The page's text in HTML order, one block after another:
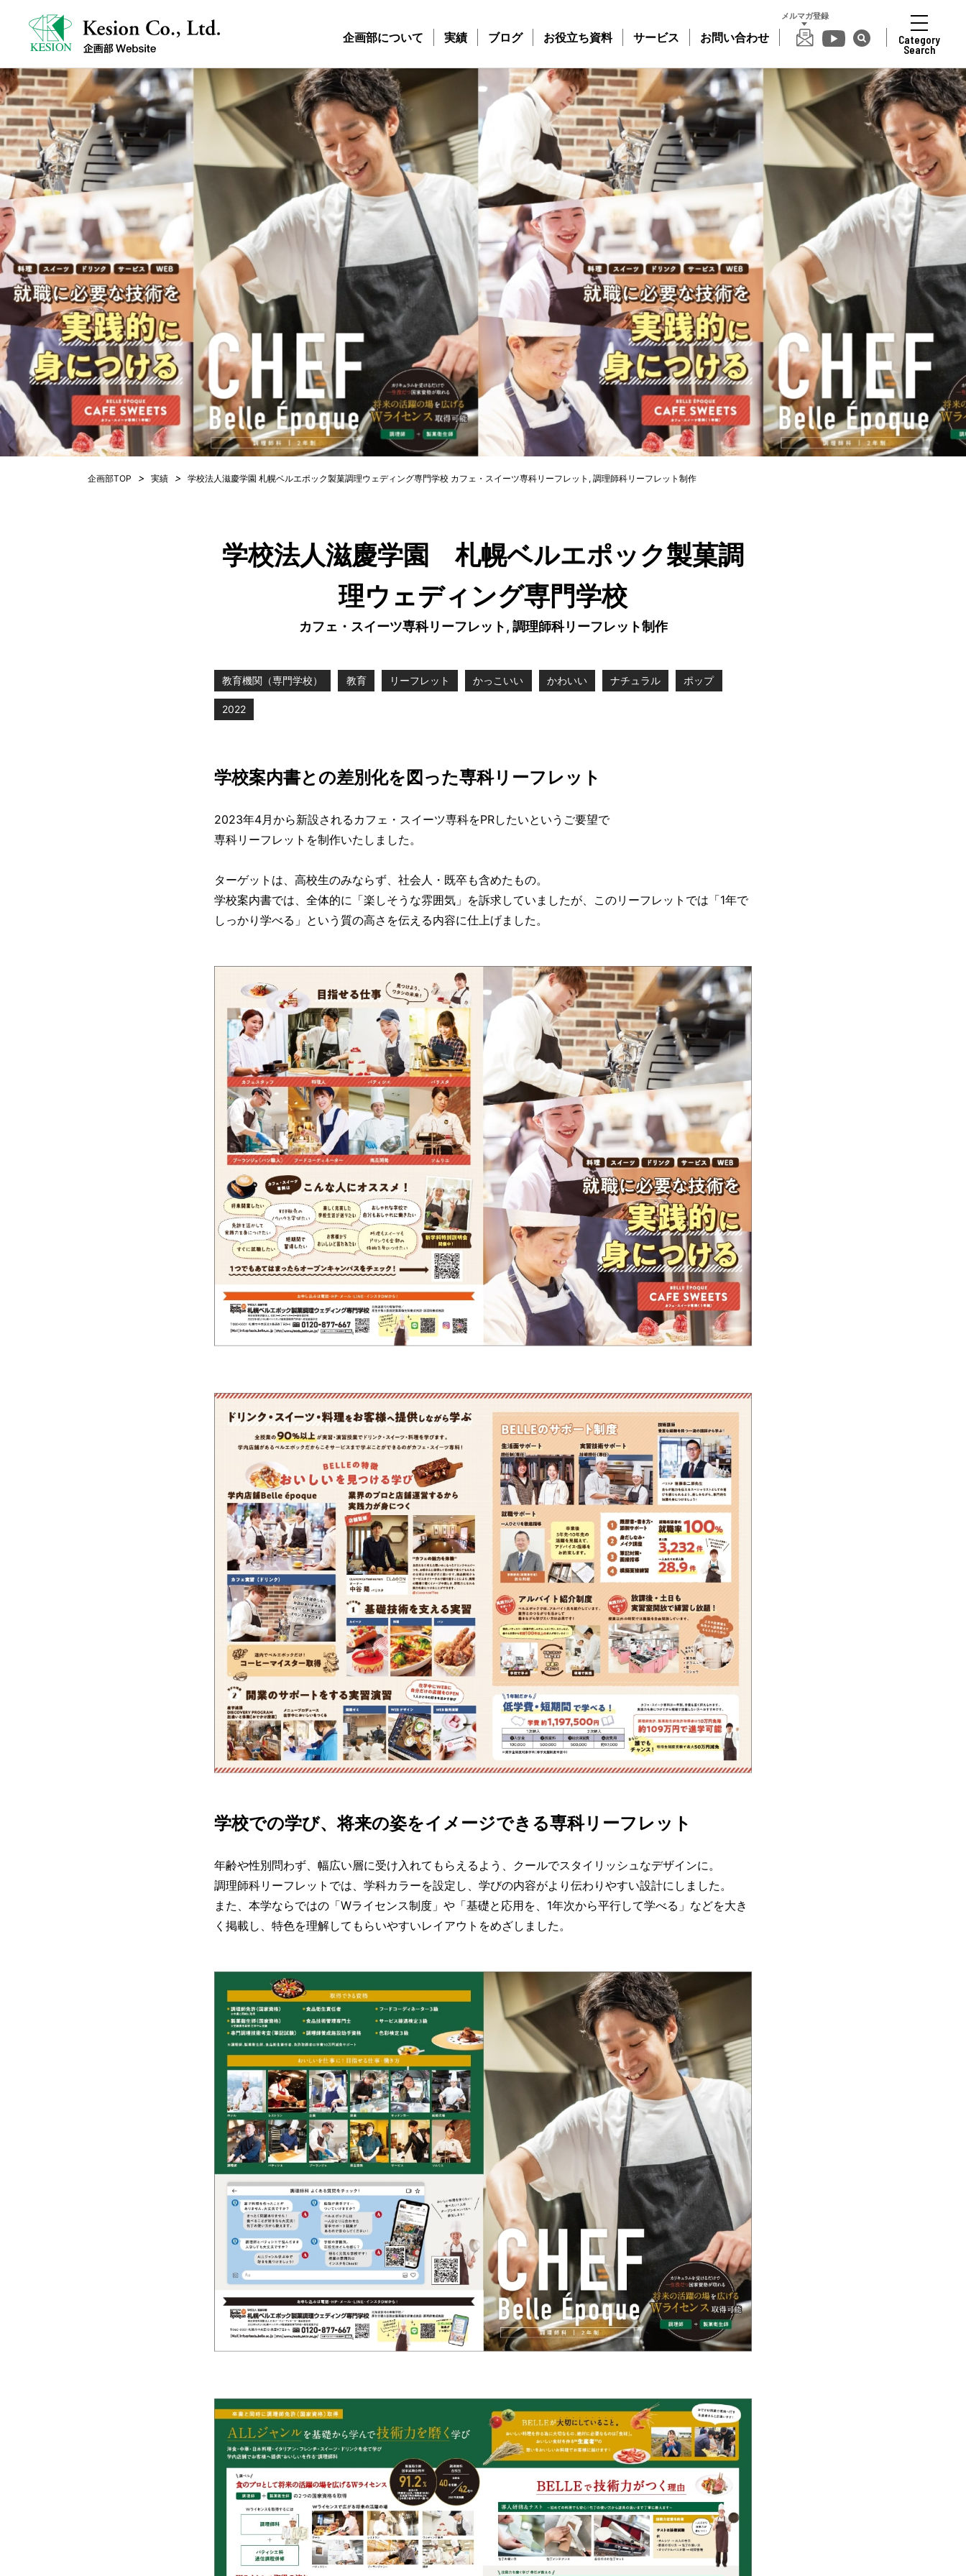
企画部について 実績 ブログ お役立ち資料 サービス お問い合わせ
メルマガ登録
Category
Search
企画部TOP > 実績 > 学校法人滋慶学園 札幌ベルエポック製菓調理ウェディング専門学校 カフェ・スイーツ専科リーフレット, 調理師科リーフレット制作
学校法人滋慶学園 札幌ベルエポック製菓調
理ウェディング専門学校
カフェ・スイーツ専科リーフレット, 調理師科リーフレット制作
教育機関（専門学校） 教育 リーフレット かっこいい かわいい ナチュラル ポップ
2022
学校案内書との差別化を図った専科リーフレット
2023年4月から新設されるカフェ・スイーツ専科をPRしたいというご要望で
専科リーフレットを制作いたしました。
ターゲットは、高校生のみならず、社会人・既卒も含めたもの。
学校案内書では、全体的に「楽しそうな雰囲気」を訴求していましたが、このリーフレットでは「1年で
しっかり学べる」という質の高さを伝える内容に仕上げました。
学校での学び、将来の姿をイメージできる専科リーフレット
年齢や性別問わず、幅広い層に受け入れてもらえるよう、クールでスタイリッシュなデザインに。
調理師科リーフレットでは、学科カラーを設定し、学びの内容がより伝わりやすい設計にしました。
また、本学ならではの「Wライセンス制度」や「基礎と応用を、1年次から平行して学べる」などを大き
く掲載し、特色を理解してもらいやすいレイアウトをめざしました。